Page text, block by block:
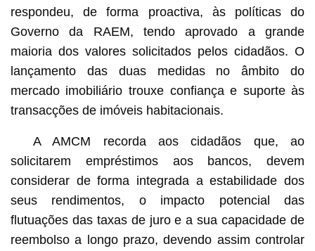
respondeu, de forma proactiva, às políticas do
Governo da RAEM, tendo aprovado a grande
maioria dos valores solicitados pelos cidadãos. O
lançamento das duas medidas no âmbito do
mercado imobiliário trouxe confiança e suporte às
transacções de imóveis habitacionais.
A AMCM recorda aos cidadãos que, ao
solicitarem empréstimos aos bancos, devem
considerar de forma integrada a estabilidade dos
seus rendimentos, o impacto potencial das
flutuações das taxas de juro e a sua capacidade de
reembolso a longo prazo, devendo assim controlar